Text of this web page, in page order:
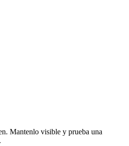
Mantenlo visible y prueba una